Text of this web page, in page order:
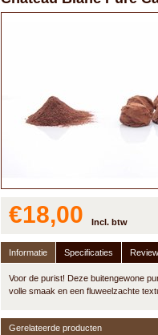
€18,00 Incl. btw
Informatie Specificaties
Voor de purist! Deze buitengewone
volle smaak en een fluweelzachte
Gerelateerde producten